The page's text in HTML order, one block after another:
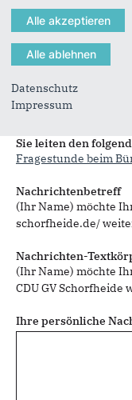
Sie können mehrere
Sie leiten den
Fragestunde beim
Nachrichtenbetreff
(Ihr Name) möchte
schorfheide.de/
Nachrichten-
(Ihr Name) möchte
CDU GV Schorfheide
Ihre persönliche
Datenschutz
Impressum